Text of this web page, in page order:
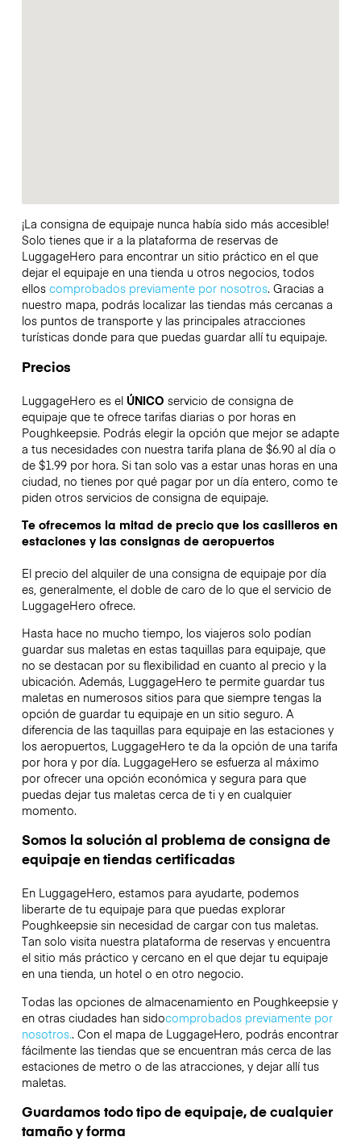
¡La consigna de equipaje nunca había sido más accesible!
Solo tienes que ir a la plataforma de reservas de
LuggageHero para encontrar un sitio práctico en el que
dejar el equipaje en una tienda u otros negocios, todos
ellos comprobados previamente por nosotros. Gracias a
nuestro mapa, podrás localizar las tiendas más cercanas a
los puntos de transporte y las principales atracciones
turísticas donde para que puedas guardar allí tu equipaje.
Precios
LuggageHero es el ÚNICO servicio de consigna de
equipaje que te ofrece tarifas diarias o por horas en
Poughkeepsie. Podrás elegir la opción que mejor se adapte
a tus necesidades con nuestra tarifa plana de $6.90 al día o
de $1.99 por hora. Si tan solo vas a estar unas horas en una
ciudad, no tienes por qué pagar por un día entero, como te
piden otros servicios de consigna de equipaje.
Te ofrecemos la mitad de precio que los casilleros en
estaciones y las consignas de aeropuertos
El precio del alquiler de una consigna de equipaje por día
es, generalmente, el doble de caro de lo que el servicio de
LuggageHero ofrece.
Hasta hace no mucho tiempo, los viajeros solo podían
guardar sus maletas en estas taquillas para equipaje, que
no se destacan por su flexibilidad en cuanto al precio y la
ubicación. Además, LuggageHero te permite guardar tus
maletas en numerosos sitios para que siempre tengas la
opción de guardar tu equipaje en un sitio seguro. A
diferencia de las taquillas para equipaje en las estaciones y
los aeropuertos, LuggageHero te da la opción de una tarifa
por hora y por día. LuggageHero se esfuerza al máximo
por ofrecer una opción económica y segura para que
puedas dejar tus maletas cerca de ti y en cualquier
momento.
Somos la solución al problema de consigna de
equipaje en tiendas certificadas
En LuggageHero, estamos para ayudarte, podemos
liberarte de tu equipaje para que puedas explorar
Poughkeepsie sin necesidad de cargar con tus maletas.
Tan solo visita nuestra plataforma de reservas y encuentra
el sitio más práctico y cercano en el que dejar tu equipaje
en una tienda, un hotel o en otro negocio.
Todas las opciones de almacenamiento en Poughkeepsie y
en otras ciudades han sidocomprobados previamente por
nosotros.. Con el mapa de LuggageHero, podrás encontrar
fácilmente las tiendas que se encuentran más cerca de las
estaciones de metro o de las atracciones, y dejar allí tus
maletas.
Guardamos todo tipo de equipaje, de cualquier
tamaño y forma